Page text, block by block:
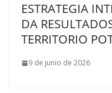
ESTRATEGIA
DA
TERRITORIO
9 de junio de 2026